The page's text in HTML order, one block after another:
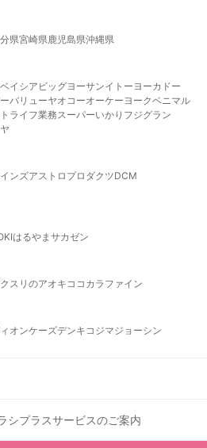
県宮崎県鹿児島県沖縄県
ベイシア ビッグヨーサンイトーヨーカドー
バリューヤオコーオーケー ヨークベニマル
ライフ業務スーパーいかり フジグラン
ンズアストロプロダクツDCM
はるやま サカゼン
クスリのアオキ ココカラファイン
オンケーズデンキ コジマジョーシン
シプラスサービスのご案内